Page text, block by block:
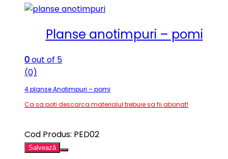
Planse anotimpuri – pomi
0out of 5
(0)
4 planse Anotimpuri – pomi
Ca sa poti descarca materialul trebuie sa fii abonat!
Cod Produs: PED02
Salvează